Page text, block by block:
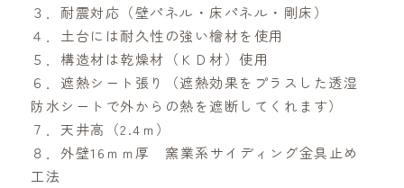
３．耐震対応（壁パネル・床パネル・剛床）
４．土台には耐久性の強い檜材を使用
５．構造材は乾燥材（ＫＤ材）使用
６．遮熱シート張り（遮熱効果をプラスした透湿
防水シートで外からの熱を遮断してくれます）
７．天井高（2.4ｍ）
８．外壁16ｍｍ厚 窯業系サイディング金具止め
工法